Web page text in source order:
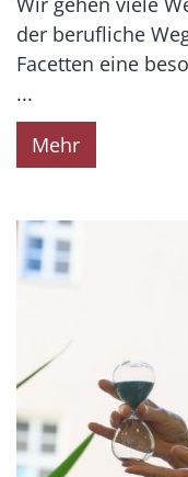
der berufliche
Facetten eine
...
Mehr